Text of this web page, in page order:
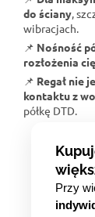
do ściany ,
wibracjach.
📌 Nośność
rozłożenia
📌 Regał nie
kontaktu z
półkę DTD.
Przy